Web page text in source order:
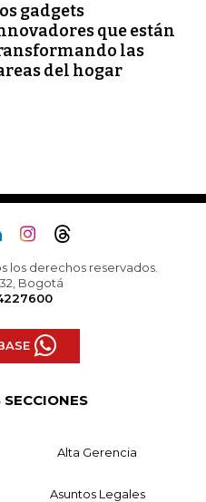
gadgets
que están
las
del hogar
los derechos reservados.
32, Bogotá
Alta Gerencia
Asuntos Legales